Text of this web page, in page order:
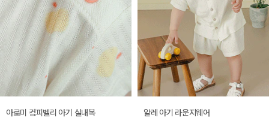
아로미 컴피벨리 아기 실내복 알레 아기 라운지웨어